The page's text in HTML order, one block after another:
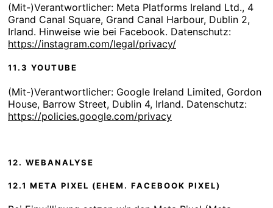
(Mit-)Verantwortlicher: Meta Platforms Ireland Ltd., 4
Grand Canal Square, Grand Canal Harbour, Dublin 2,
Irland. Hinweise wie bei Facebook. Datenschutz:
https://instagram.com/legal/privacy/
11.3 YOUTUBE
(Mit-)Verantwortlicher: Google Ireland Limited, Gordon
House, Barrow Street, Dublin 4, Irland. Datenschutz:
https://policies.google.com/privacy
12. WEBANALYSE
12.1 META PIXEL (EHEM. FACEBOOK PIXEL)